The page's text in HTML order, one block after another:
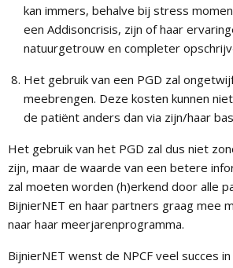
kan immers, behalve bij stress
een Addisoncrisis, zijn of haar
natuurgetrouw en completer
Het gebruik van een PGD zal
meebrengen. Deze kosten kunnen
de patiënt anders dan via zijn/haar
Het gebruik van het PGD zal dus niet
zijn, maar de waarde van een betere
zal moeten worden (h)erkend door alle
BijnierNET en haar partners graag mee
naar haar meerjarenprogramma.
BijnierNET wenst de NPCF veel succes